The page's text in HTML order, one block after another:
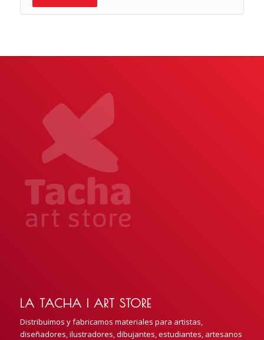
LA TACHA | ART STORE
Distribuimos y fabricamos materiales para artistas,
diseñadores, ilustradores, dibujantes, estudiantes, artesanos